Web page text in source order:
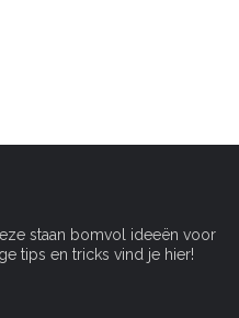
staan bomvol ideeën voor
tips en tricks vind je hier!